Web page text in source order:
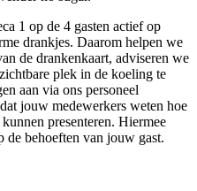
1 op de 4 gasten actief op
drankjes. Daarom helpen we
de drankenkaart, adviseren we
plek in de koeling te
aan via ons personeel
jouw medewerkers weten hoe
presenteren. Hiermee
de behoeften van jouw gast.